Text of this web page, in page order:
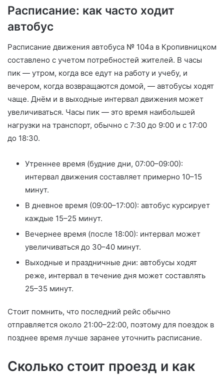
Расписание: как часто ходит
автобус
Расписание движения автобуса № 104а в Кропивницком
составлено с учетом потребностей жителей. В часы
пик — утром, когда все едут на работу и учебу, и
вечером, когда возвращаются домой, — автобусы ходят
чаще. Днём и в выходные интервал движения может
увеличиваться. Часы пик — это время наибольшей
нагрузки на транспорт, обычно с 7:30 до 9:00 и с 17:00
до 18:30.
Утреннее время (будние дни, 07:00–09:00):
интервал движения составляет примерно 10–15
минут.
В дневное время (09:00–17:00): автобус курсирует
каждые 15–25 минут.
Вечернее время (после 18:00): интервал может
увеличиваться до 30–40 минут.
Выходные и праздничные дни: автобусы ходят
реже, интервал в течение дня может составлять
25–35 минут.
Стоит помнить, что последний рейс обычно
отправляется около 21:00–22:00, поэтому для поездок в
позднее время лучше заранее уточнить расписание.
Сколько стоит проезд и как